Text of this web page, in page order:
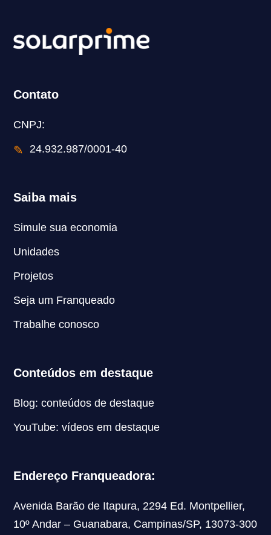
Contato
CNPJ:
✎
24.932.987/0001-40
Saiba mais
Simule sua economia
Unidades
Projetos
Seja um Franqueado
Trabalhe conosco
Conteúdos em destaque
Blog: conteúdos de destaque
YouTube: vídeos em destaque
Endereço Franqueadora:
Avenida Barão de Itapura, 2294 Ed. Montpellier,
10º Andar – Guanabara, Campinas/SP, 13073-300